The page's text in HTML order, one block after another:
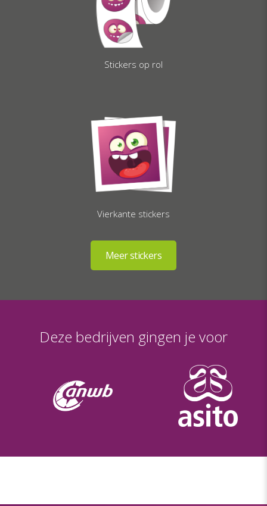
Stickers op rol
Vierkante stickers
Deze bedrijven gingen je voor